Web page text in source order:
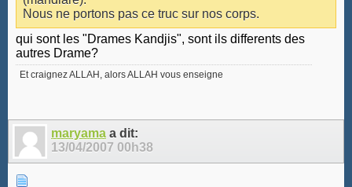
Nous ne portons pas ce truc sur nos corps.
qui sont les "Drames Kandjis", sont ils differents des
autres Drame?
Et craignez ALLAH, alors ALLAH vous enseigne
maryama a dit:
13/04/2007 00h38